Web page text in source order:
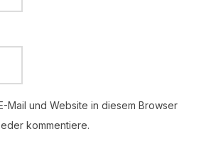
Mail und Website in diesem Browser
kommentiere.